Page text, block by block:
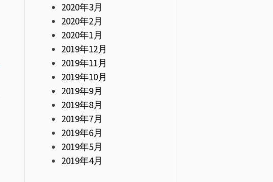
2020年3月
2020年2月
2020年1月
2019年12月
2019年11月
2019年10月
2019年9月
2019年8月
2019年7月
2019年6月
2019年5月
2019年4月